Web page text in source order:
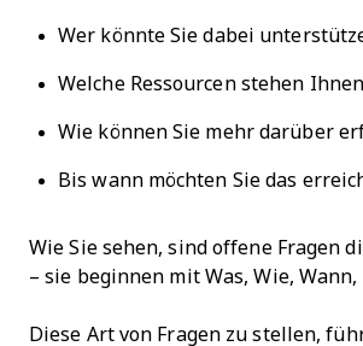
Wer könnte Sie dabei
Welche Ressourcen stehen
Wie können Sie mehr darüber
Bis wann möchten Sie das
Wie Sie sehen, sind offene Fragen
– sie beginnen mit Was, Wie, Wann,
Diese Art von Fragen zu stellen,